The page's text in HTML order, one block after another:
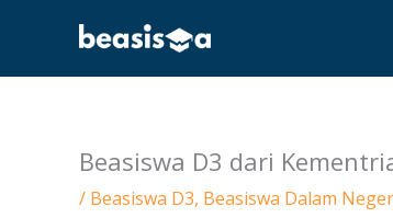
content
Beasiswa D3 dari
/ Beasiswa D3, Beasiswa Dalam